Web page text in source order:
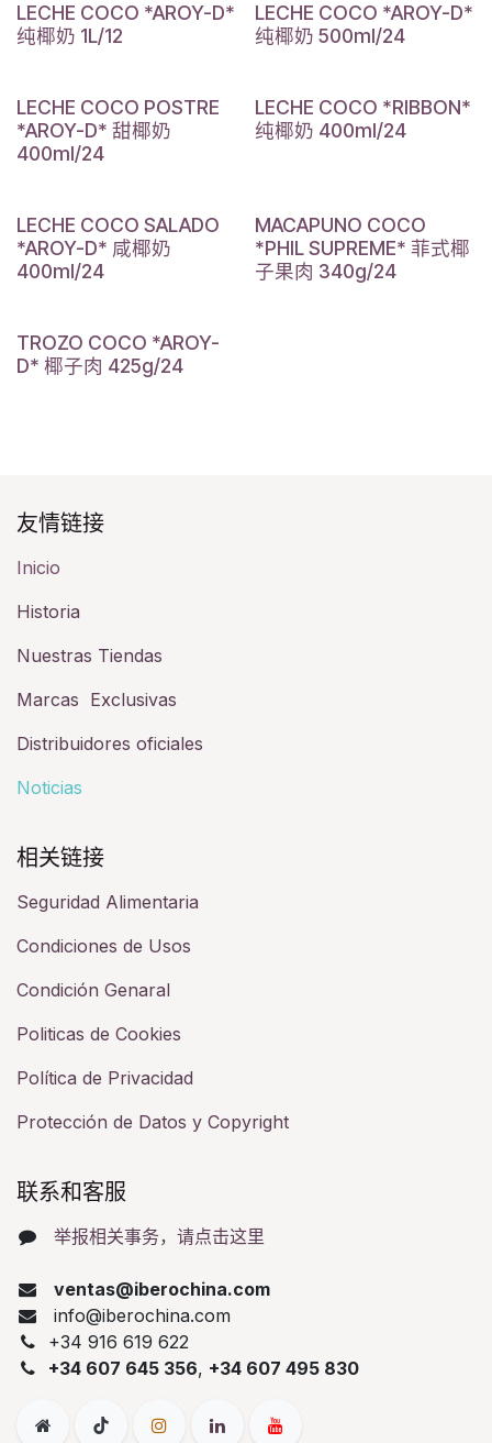
LECHE COCO *AROY-D*
纯椰奶 1L/12
LECHE COCO *AROY-D*
纯椰奶 500ml/24
LECHE COCO POSTRE
*AROY-D* 甜椰奶
400ml/24
LECHE COCO *RIBBON*
纯椰奶 400ml/24
LECHE COCO SALADO
*AROY-D* 咸椰奶
400ml/24
MACAPUNO COCO
*PHIL SUPREME* 菲式椰
子果肉 340g/24
TROZO COCO *AROY-
D* 椰子肉 425g/24
友情链接​
Inicio
Historia​
Nuestras Tiendas
Marcas Exclusivas
Distribuidores oficiales
Noticias
相关链接​
Seguridad Alimentaria
Condiciones de Usos
Condición Genaral
Politicas de Cookies
Política de Privacidad
Protección de Datos y Copyright
联系和客服​
举报相关事务，请点击这里
ventas@iberochina.com
info@iberochina.com
+34 916 619 622
+34 607 645 356, +34 607 495 830